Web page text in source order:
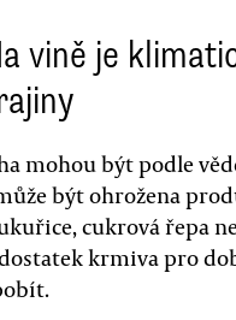
vině je
mohou být podle
být ohrožena
cukrová řepa
krmiva pro